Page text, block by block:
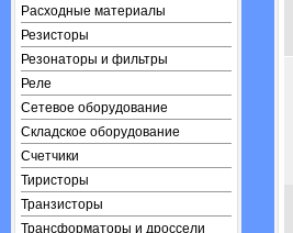
Расходные материалы
Резисторы
Резонаторы и фильтры
Реле
Сетевое оборудование
Складское оборудование
Счетчики
Тиристоры
Транзисторы
Трансформаторы и дроссели